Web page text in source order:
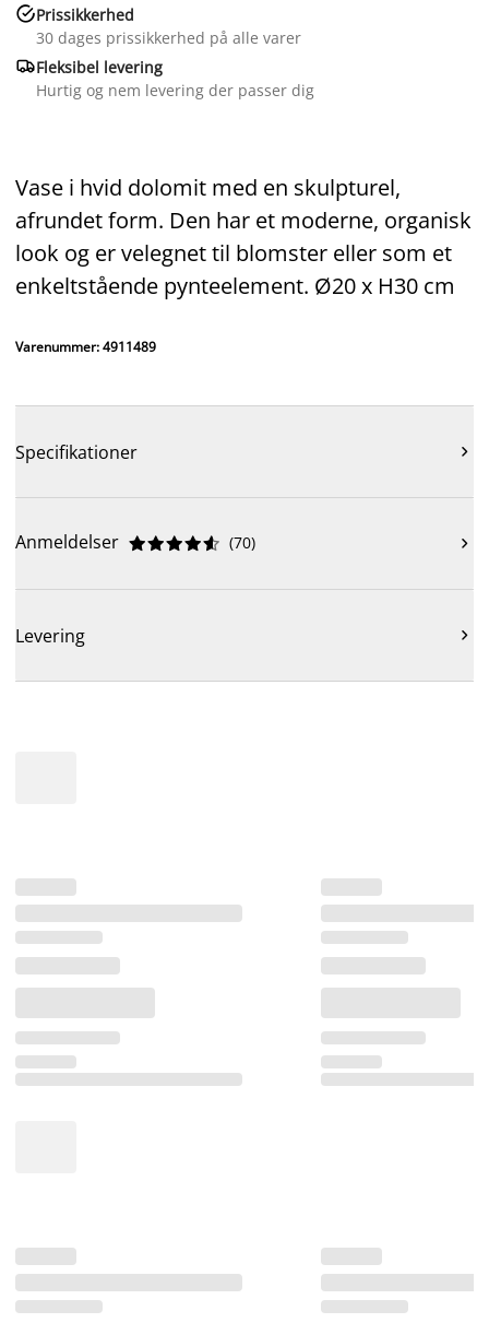
Prissikkerhed
30 dages prissikkerhed på alle varer
Fleksibel levering
Hurtig og nem levering der passer dig
Vase i hvid dolomit med en skulpturel,
afrundet form. Den har et moderne, organisk
look og er velegnet til blomster eller som et
enkeltstående pynteelement. Ø20 x H30 cm
Varenummer: 4911489
Specifikationer 
Anmeldelser 




 (70) 
Levering 